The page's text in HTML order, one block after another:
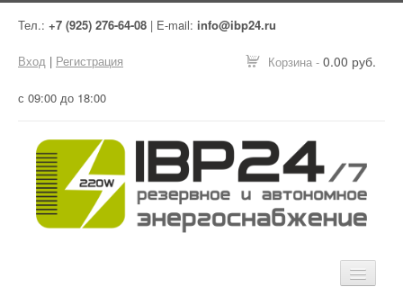
Тел.: +7 (925) 276-64-08 | E-mail: info@ibp24.ru
Корзина - 0.00 руб.
Вход | Регистрация
с 09:00 до 18:00